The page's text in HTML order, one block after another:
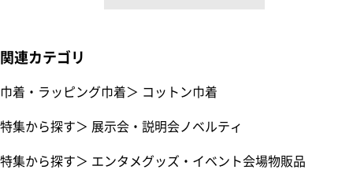
関連カテゴリ
巾着・ラッピング巾着＞ コットン巾着
特集から探す＞ 展示会・説明会ノベルティ
特集から探す＞ エンタメグッズ・イベント会場物販品